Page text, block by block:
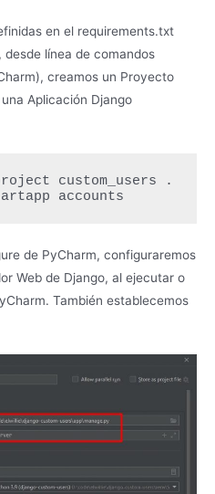
en el requirements.txt
línea de comandos
creamos un Proyecto
Aplicación Django
custom_users .
accounts
de PyCharm, configuraremos
Web de Django, al ejecutar o
También establecemos